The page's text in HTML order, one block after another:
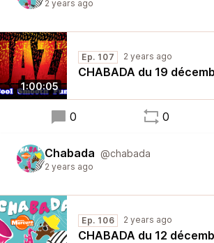
2 years ago
1:00:05
Ep. 107 2 years ago
CHABADA du 19
0 0
Chabada @chabada
2 years ago
Ep. 106 2 years ago
CHABADA du 12